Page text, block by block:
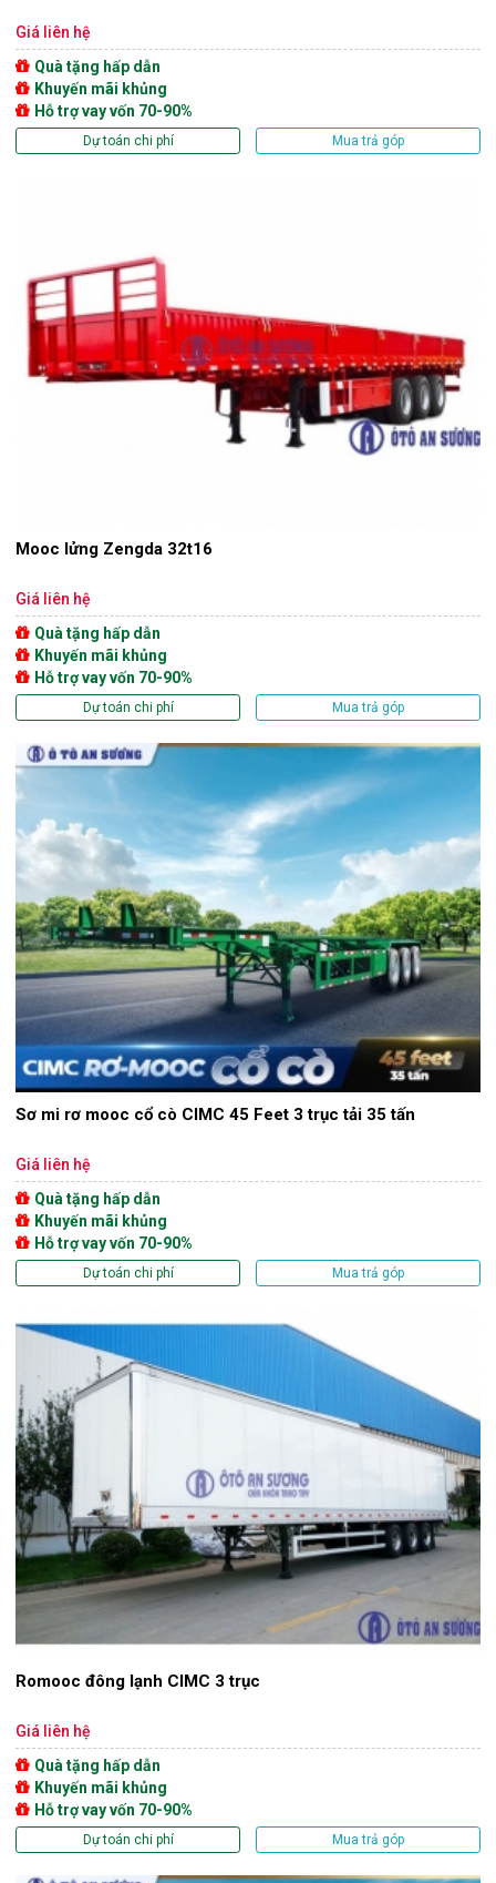
Giá liên hệ
Quà tặng hấp dẫn
Khuyến mãi khủng
Hỗ trợ vay vốn 70-90%
Dự toán chi phí Mua trả góp
Mooc lửng Zengda 32t16
Giá liên hệ
Quà tặng hấp dẫn
Khuyến mãi khủng
Hỗ trợ vay vốn 70-90%
Dự toán chi phí Mua trả góp
Sơ mi rơ mooc cổ cò CIMC 45 Feet 3 trục tải 35 tấn
Giá liên hệ
Quà tặng hấp dẫn
Khuyến mãi khủng
Hỗ trợ vay vốn 70-90%
Dự toán chi phí Mua trả góp
Romooc đông lạnh CIMC 3 trục
Giá liên hệ
Quà tặng hấp dẫn
Khuyến mãi khủng
Hỗ trợ vay vốn 70-90%
Dự toán chi phí Mua trả góp